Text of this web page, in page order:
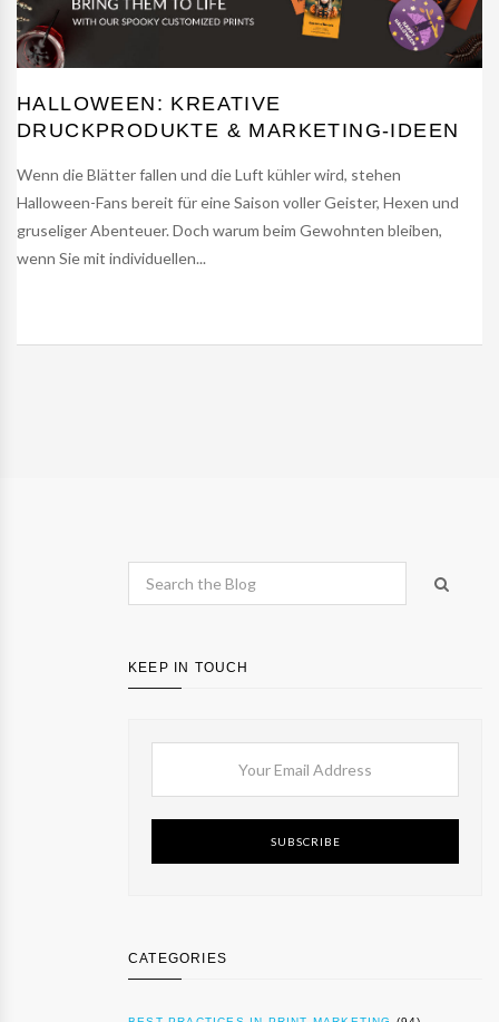
HALLOWEEN: KREATIVE
DRUCKPRODUKTE & MARKETING-IDEEN
Wenn die Blätter fallen und die Luft kühler wird, stehen
Halloween-Fans bereit für eine Saison voller Geister, Hexen und
gruseliger Abenteuer. Doch warum beim Gewohnten bleiben,
wenn Sie mit individuellen...
KEEP IN TOUCH
SUBSCRIBE
CATEGORIES